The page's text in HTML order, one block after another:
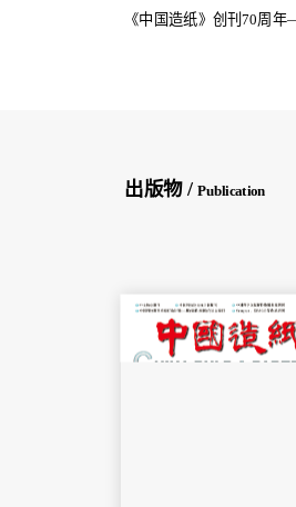
《中国造纸》创刊70周
出版物 / Publication